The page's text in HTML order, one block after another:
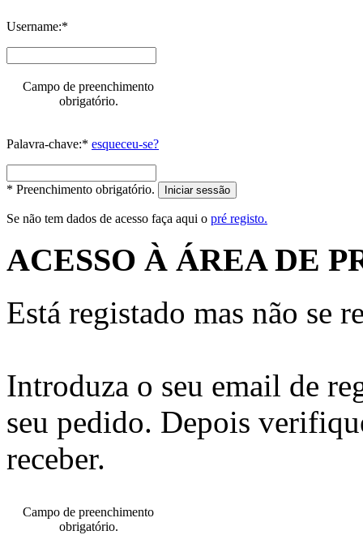
Username:*
Campo de preenchimento
obrigatório.
Palavra-chave:* esqueceu-se?
* Preenchimento obrigatório. Iniciar sessão
Se não tem dados de acesso faça aqui o pré registo.
ACESSO À ÁREA DE
Está registado mas não se
Introduza o seu email de
seu pedido. Depois
receber.
Campo de preenchimento
obrigatório.